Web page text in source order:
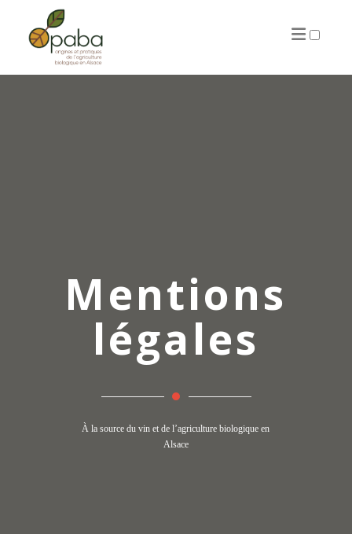
PRÉSENTATION
Mentions
légales
À la source du vin et de l’agriculture biologique en
Alsace